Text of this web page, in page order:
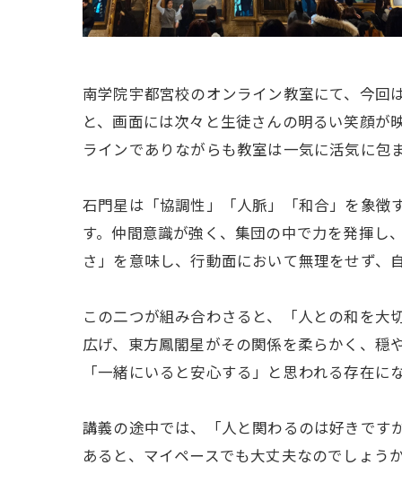
南学院宇都宮校のオンライン教室にて、今回
と、画面には次々と生徒さんの明るい笑顔
ラインでありながらも教室は一気に活気に包
石門星は「協調性」「人脈」「和合」を象徴
す。仲間意識が強く、集団の中で力を発揮し
さ」を意味し、行動面において無理をせず、
この二つが組み合わさると、「人との和を大
広げ、東方鳳閣星がその関係を柔らかく、穏
「一緒にいると安心する」と思われる存在に
講義の途中では、「人と関わるのは好きです
あると、マイペースでも大丈夫なのでしょう